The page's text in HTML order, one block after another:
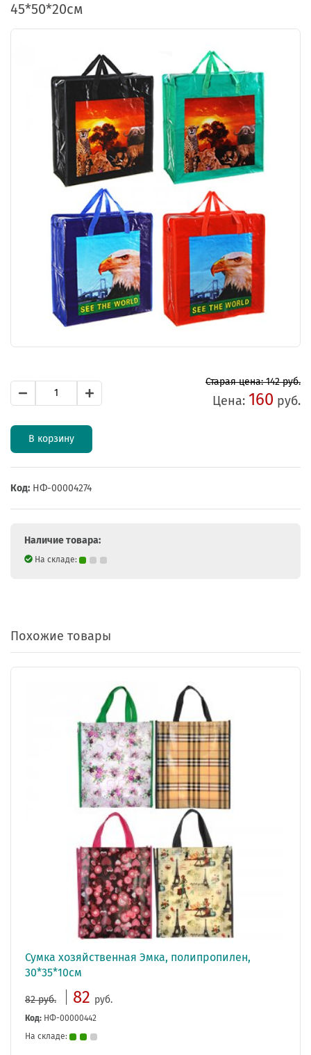
45*50*20см
Старая цена: 142 руб.
Цена: 160 руб.
В корзину
Код: НФ-00004274
Наличие товара:
На складе:
Похожие товары
Сумка хозяйственная Эмка, полипропилен,
30*35*10см
82 руб. 82 руб.
Код: НФ-00000442
На складе: